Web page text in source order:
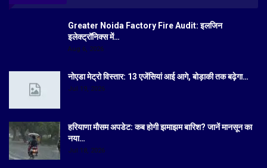
Greater Noida Factory Fire Audit: इलजिन
इलेक्ट्रॉनिक्स में…
Aug 6, 2026
नोएडा मेट्रो विस्तार: 13 एजेंसियां आई आगे, बोड़ाकी तक बढ़ेगा…
Jul 19, 2026
हरियाणा मौसम अपडेट: कब होगी झमाझम बारिश? जानें मानसून का
नया…
Jul 18, 2026